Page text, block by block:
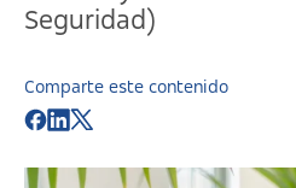
Seguridad)
Comparte este contenido